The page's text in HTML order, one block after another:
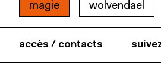
magie wolvendael
accès / contacts